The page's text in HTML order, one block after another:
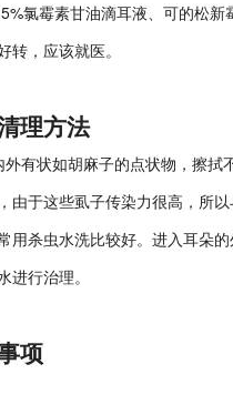
氯霉素甘油滴耳液、可的松
转，应该就医。
理方法
有状如胡麻子的点状物，擦拭
由于这些虱子传染力很高，所
用杀虫水洗比较好。进入耳朵
行治理。
项